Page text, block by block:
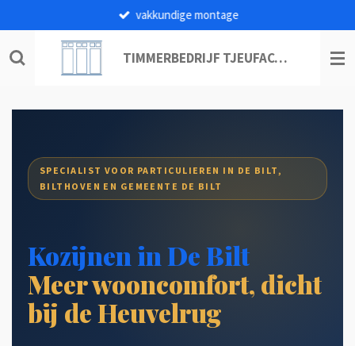
naar
TIMMERBEDRIJF TJEUFACO B.V.
vakkundige montage
SPECIALIST VOOR PARTICULIEREN IN DE BILT,
BILTHOVEN EN GEMEENTE DE BILT
Kozijnen in De Bilt
Meer wooncomfort, dicht
bij de Heuvelrug